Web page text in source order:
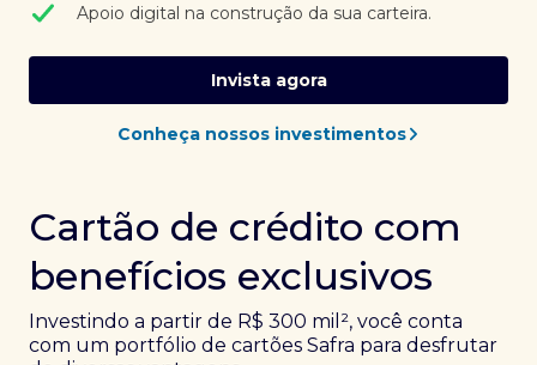
Apoio digital na construção da sua carteira.
Invista agora
Conheça nossos investimentos
Cartão de crédito com
benefícios exclusivos
Investindo a partir de R$ 300 mil², você conta
com um portfólio de cartões Safra para desfrutar